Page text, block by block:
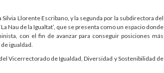
Llorente Escribano, y la segunda por la subdirectora del
Nau de la Igualtat’, que se presenta como un espacio donde
con el fin de avanzar para conseguir posiciones más
igualdad.
Vicerrectorado de Igualdad, Diversidad y Sostenibilidad de